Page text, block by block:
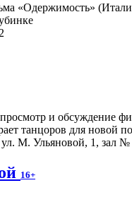
«Одержимость»
и обсуждение
танцоров для новой
ул. М. Ульяновой, 1, зал №
16+